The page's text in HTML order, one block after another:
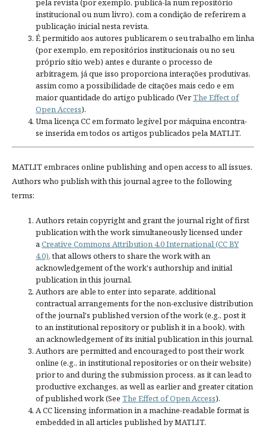
pela revista (por exemplo, publicá-la num repositório
institucional ou num livro), com a condição de referirem a
publicação inicial nesta revista.
É permitido aos autores publicarem o seu trabalho em linha
(por exemplo, em repositórios institucionais ou no seu
próprio sítio web) antes e durante o processo de
arbitragem, já que isso proporciona interações produtivas,
assim como a possibilidade de citações mais cedo e em
maior quantidade do artigo publicado (VerThe Effect of
Open Access).
Uma licença CC em formato legível por máquina encontra-
se inserida em todos os artigos publicados pela MATLIT.
MATLIT embraces online publishing and open access to all issues.
Authors who publish with this journal agree to the following
terms:
Authors retain copyright and grant the journal right of first
publication with the work simultaneously licensed under
aCreative Commons Attribution 4.0 International (CC BY
4.0), that allows others to share the work with an
acknowledgement of the work's authorship and initial
publication in this journal.
Authors are able to enter into separate, additional
contractual arrangements for the non-exclusive distribution
of the journal's published version of the work (e.g., post it
to an institutional repository or publish it in a book), with
an acknowledgement of its initial publication in this journal.
Authors are permitted and encouraged to post their work
online (e.g., in institutional repositories or on their website)
prior to and during the submission process, as it can lead to
productive exchanges, as well as earlier and greater citation
of published work (See The Effect of Open Access).
A CC licensing information in a machine-readable format is
embedded in all articles published by MATLIT.